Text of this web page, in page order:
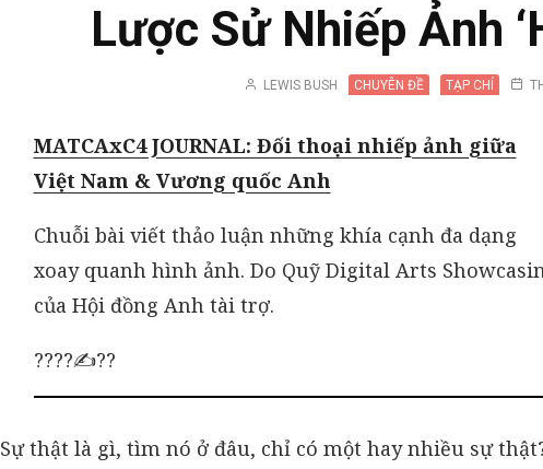
Lược Sử Nhiếp Ảnh
LEWIS BUSH CHUYÊN ĐỀ TẠP CHÍ
MATCAxC4 JOURNAL: Đối thoại nhiếp ảnh giữa
Việt Nam & Vương quốc Anh
Chuỗi bài viết thảo luận những khía cạnh đa dạng
xoay quanh hình ảnh. Do Quỹ Digital Arts
của Hội đồng Anh tài trợ.
????✍️??
Sự thật là gì, tìm nó ở đâu, chỉ có một hay nhiều sự